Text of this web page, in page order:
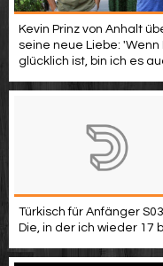
Kevin Prinz von Anhalt
seine neue Liebe: 'Wenn
glücklich ist, bin ich es
Türkisch für Anfänger
Die, in der ich wieder 17